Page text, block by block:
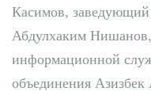
Касимов,
Абдулхаким Нишанов,
информационной
объединения Азизбек